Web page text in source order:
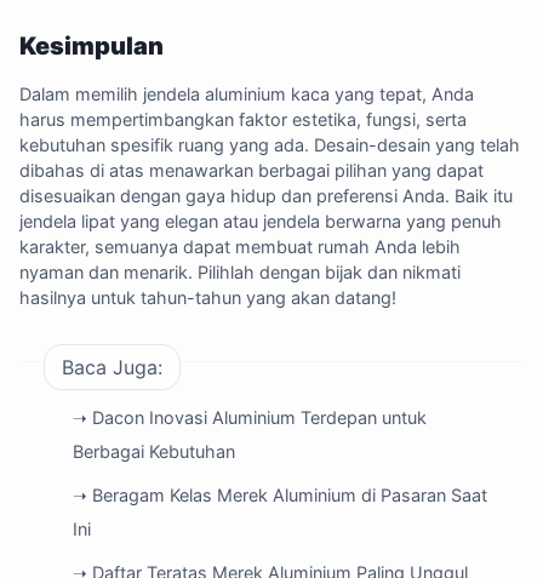
Kesimpulan
Dalam memilih jendela aluminium kaca yang tepat, Anda
harus mempertimbangkan faktor estetika, fungsi, serta
kebutuhan spesifik ruang yang ada. Desain-desain yang telah
dibahas di atas menawarkan berbagai pilihan yang dapat
disesuaikan dengan gaya hidup dan preferensi Anda. Baik itu
jendela lipat yang elegan atau jendela berwarna yang penuh
karakter, semuanya dapat membuat rumah Anda lebih
nyaman dan menarik. Pilihlah dengan bijak dan nikmati
hasilnya untuk tahun-tahun yang akan datang!
Baca Juga:
➝ Dacon Inovasi Aluminium Terdepan untuk
Berbagai Kebutuhan
➝ Beragam Kelas Merek Aluminium di Pasaran Saat
Ini
➝ Daftar Teratas Merek Aluminium Paling Unggul